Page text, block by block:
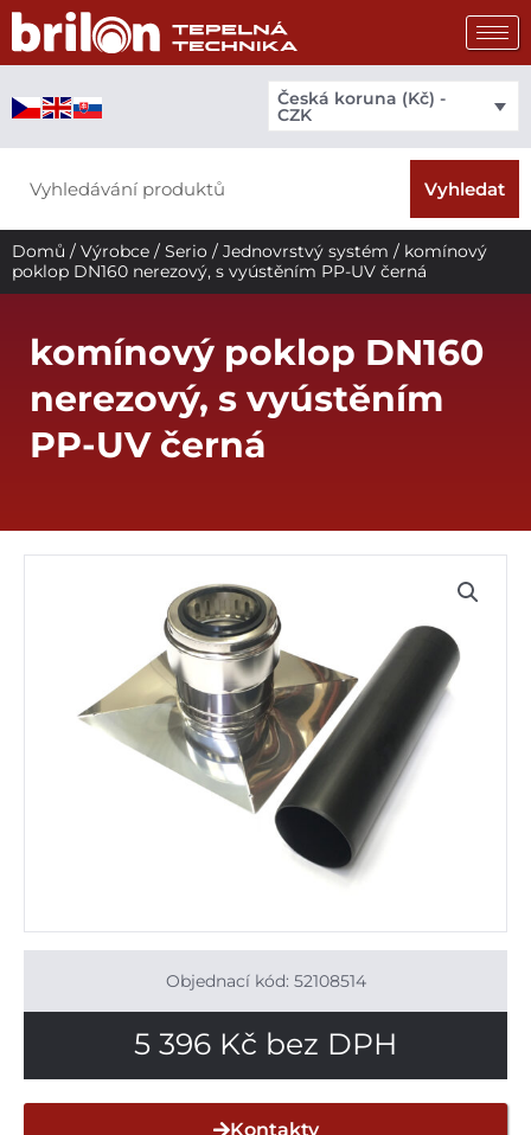
Přeskočit
obsah
Česká koruna (Kč) -
CZK
Vyhledat
Domů / Výrobce / Serio / Jednovrstvý systém / komínový
poklop DN160 nerezový, s vyústěním PP-UV černá
komínový poklop DN160
nerezový, s vyústěním
PP-UV černá
Objednací kód: 52108514
5 396 Kč bez DPH
Kontakty